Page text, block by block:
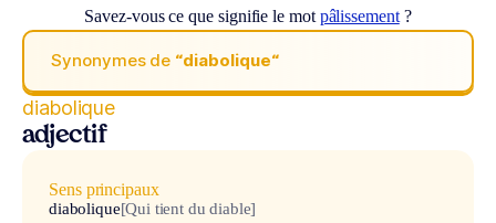
Savez-vous ce que signifie le mot pâlissement?
Synonymes de “diabolique“
diabolique
adjectif
Sens principaux
diabolique[Qui tient du diable]